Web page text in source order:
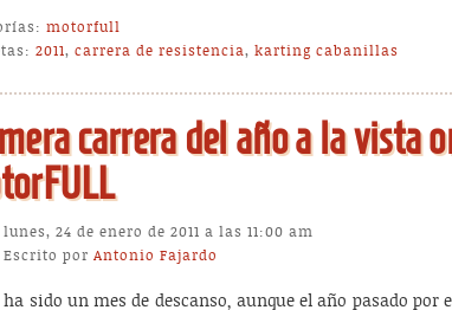
motorfull
2011, carrera de resistencia, karting cabanillas
carrera del año a la vista
lunes, 24 de enero de 2011 a las 11:00 am
Escrito por Antonio Fajardo
ha sido un mes de descanso, aunque el año pasado por